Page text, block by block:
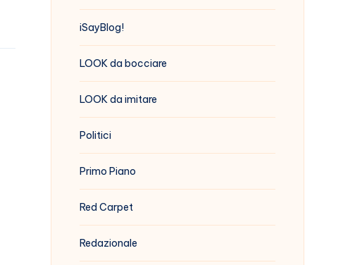
iSayBlog!
LOOK da bocciare
LOOK da imitare
Politici
Primo Piano
Red Carpet
Redazionale